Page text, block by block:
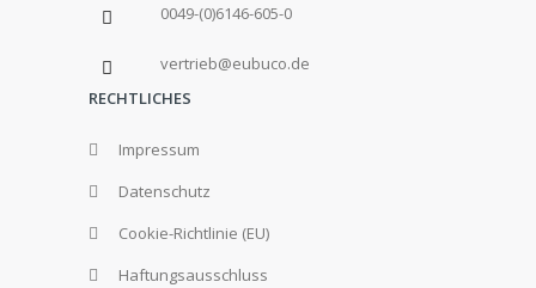
0049-(0)6146-605-0
vertrieb@eubuco.de
RECHTLICHES
Impressum
Datenschutz
Cookie-Richtlinie (EU)
Haftungsausschluss